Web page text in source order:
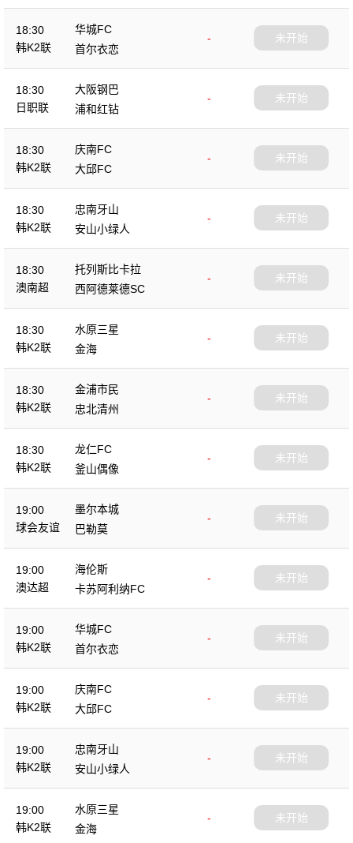
18:30
韩K2联
华城FC
-
首尔衣恋
未开始
18:30
日职联
大阪钢巴
-
浦和红钻
未开始
18:30
韩K2联
庆南FC
-
大邱FC
未开始
18:30
韩K2联
忠南牙山
-
安山小绿人
未开始
18:30
澳南超
托列斯比卡拉
-
西阿德莱德SC
未开始
18:30
韩K2联
水原三星
-
金海
未开始
18:30
韩K2联
金浦市民
-
忠北清州
未开始
18:30
韩K2联
龙仁FC
-
釜山偶像
未开始
19:00
球会友谊
墨尔本城
-
巴勒莫
未开始
19:00
澳达超
海伦斯
-
卡苏阿利纳FC
未开始
19:00
韩K2联
华城FC
-
首尔衣恋
未开始
19:00
韩K2联
庆南FC
-
大邱FC
未开始
19:00
韩K2联
忠南牙山
-
安山小绿人
未开始
19:00
韩K2联
水原三星
-
金海
未开始